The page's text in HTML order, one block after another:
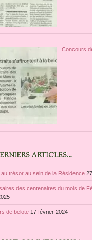
Concours
ARTICLES…
trésor au sein de la Résidence
des centenaires du mois de
de belote 17 février 2024